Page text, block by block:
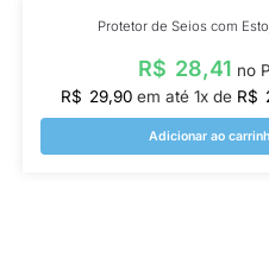
Protetor de Seios com
R$ 28,41 no
R$ 29,90 em até 1x de R$
Adicionar ao